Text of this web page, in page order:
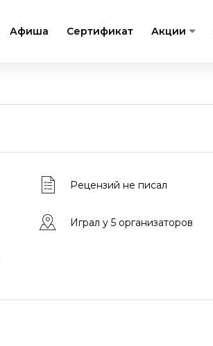
Афиша Сертификат Акции
Рецензий не писал
Играл у 5 организаторов